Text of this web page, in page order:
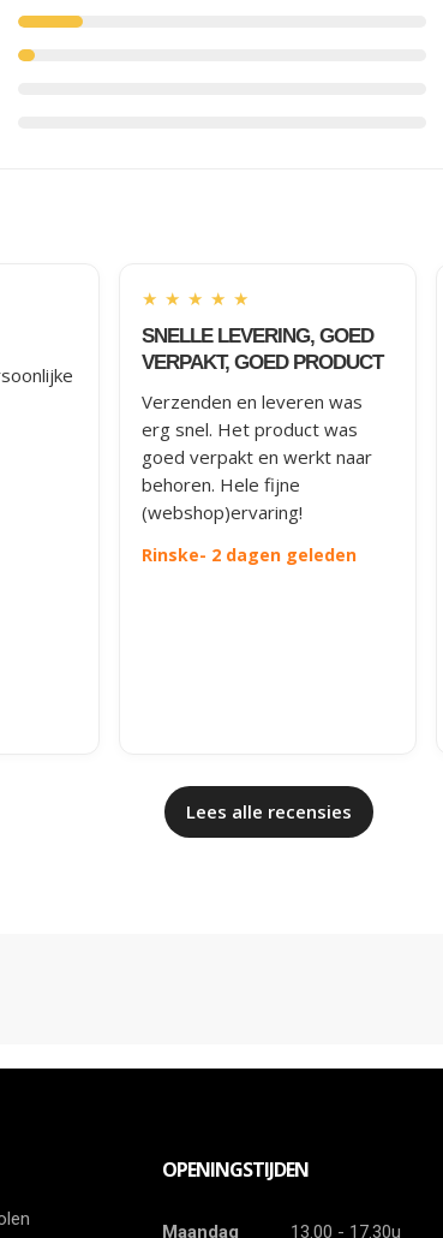
★ ★ ★ ★ ★
SNELLE LEVERING, GOED
VERPAKT, GOED PRODUCT
Verzenden en leveren was
erg snel. Het product was
goed verpakt en werkt naar
behoren. Hele fijne
(webshop)ervaring!
Rinske- 2 dagen geleden
Lees alle recensies
OPENINGSTIJDEN
Maandag 13.00 - 17.30u